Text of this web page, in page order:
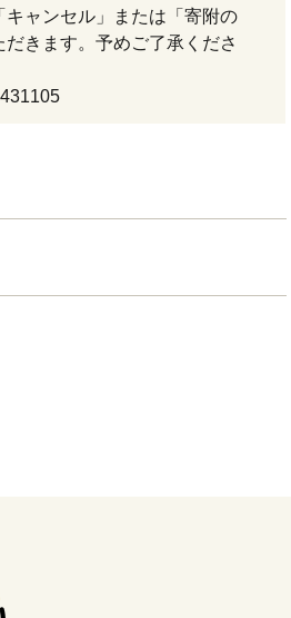
キャンセル」または「寄附の
きます。予めご了承くださ